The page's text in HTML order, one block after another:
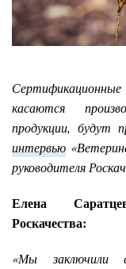
касаются
продукции, будут
интервью
руководителя
Елена
Роскачества:
«Мы заключили